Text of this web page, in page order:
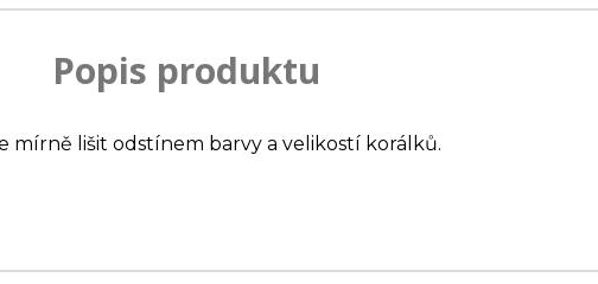
Popis produktu
mírně lišit odstínem barvy a velikostí korálků.